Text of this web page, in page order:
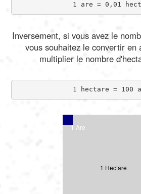
1 are = 0,01
Inversement, si vous avez le
vous souhaitez le convertir en
multiplier le nombre
1 hectare = 100
1 Hectare
1 Are